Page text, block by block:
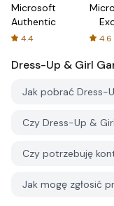
Microsoft
Authenticator
4.4 4.6
Dress-Up & Girl
Jak pobrać Dress-